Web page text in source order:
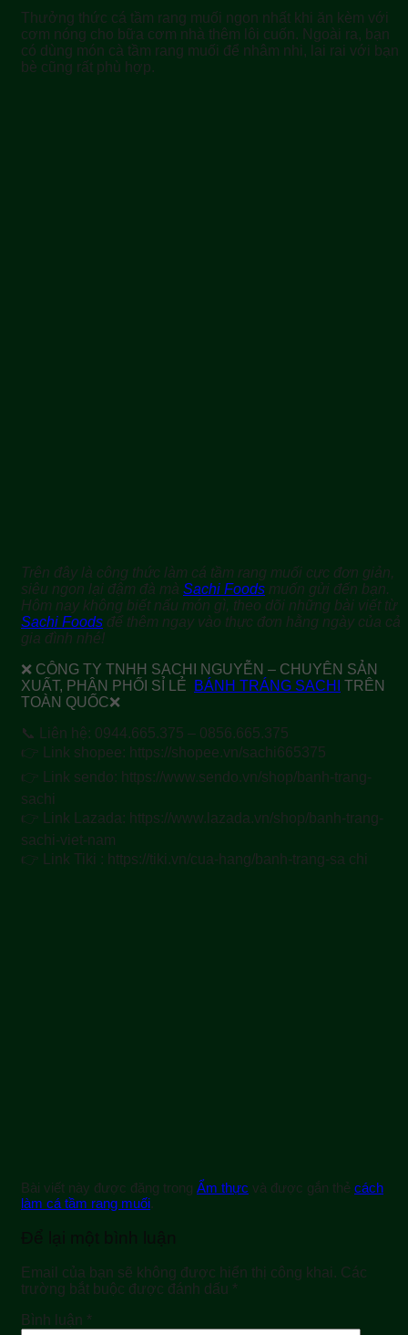
Thưởng thức cá tầm rang muối ngon nhất khi ăn kèm với
cơm nóng cho bữa cơm nhà thêm lôi cuốn. Ngoài ra, bạn
có dùng món cà tầm rang muối để nhâm nhi, lai rai với bạn
bè cũng rất phù hợp.
Trên đây là công thức làm cá tầm rang muối cực đơn giản,
siêu ngon lại đậm đà mà Sachi Foods muốn gửi đến bạn.
Hôm nay không biết nấu món gì, theo dõi những bài viết từ
Sachi Foods để thêm ngay vào thực đơn hằng ngày của cả
gia đình nhé!
❌ CÔNG TY TNHH SACHI NGUYỄN – CHUYÊN SẢN
XUẤT, PHÂN PHỐI SỈ LẺ
BÁNH TRÁNG SACHI
TRÊN
TOÀN QUỐC❌
📞 Liên hệ: 0944.665.375 – 0856.665.375
👉 Link shopee: https://shopee.vn/sachi665375
👉 Link sendo: https://www.sendo.vn/shop/banh-trang-
sachi
👉 Link Lazada: https://www.lazada.vn/shop/banh-trang-
sachi-viet-nam
👉 Link Tiki : https://tiki.vn/cua-hang/banh-trang-sa chi
Bài viết này được đăng trong Ẩm thực và được gắn thẻ cách
làm cá tầm rang muối.
Để lại một bình luận
Email của bạn sẽ không được hiển thị công khai. Các
trường bắt buộc được đánh dấu *
Bình luận *